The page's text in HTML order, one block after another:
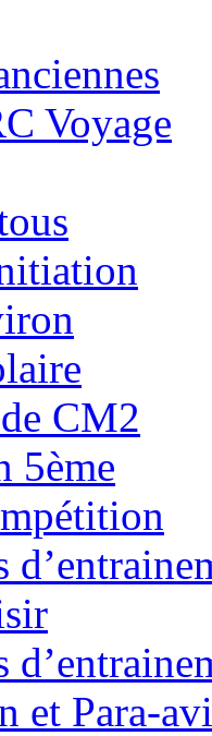
Voyage
CM2
5ème
et Para-